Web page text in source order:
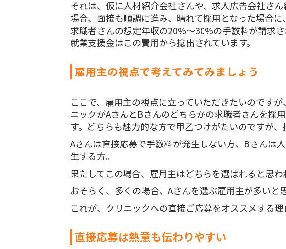
それは、仮に人材紹介会社さんや、求人広告会社さ
場合、面接も順調に進み、晴れて採用となった場合に
求職者さんの想定年収の20%〜30%の手数料が請求さ
就業支援金はこの費用から捻出されています。
雇用主の視点で考えてみてみましょう
ここで、雇用主の視点に立っていただきたいのです
ニックがAさんとBさんのどちらかの求職者さんを採
す。どちらも魅力的な方で甲乙つけがたいのですが、
Aさんは直接応募で手数料が発生しない方、Bさんは
生する方。
果たしてこの場合、雇用主はどちらを選ばれると思わ
おそらく、多くの場合、Aさんを選ぶ雇用主が多いと
これが、クリニックへの直接ご応募をオススメする理
直接応募は熱意も伝わりやすい